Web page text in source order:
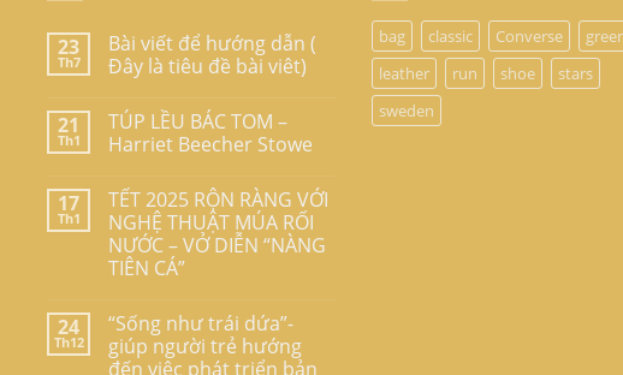
23
Th7
Bài viết để hướng dẫn (
Đây là tiêu đề bài viêt)
21
Th1
TÚP LỀU BÁC TOM –
Harriet Beecher Stowe
17
Th1
TẾT 2025 RỘN RÀNG VỚI
NGHỆ THUẬT MÚA RỐI
NƯỚC – VỞ DIỄN “NÀNG
TIÊN CÁ”
24
Th12
“Sống như trái dứa”-
giúp người trẻ hướng
đến việc phát triển bản
bag classic Converse
leather
run shoe
stars
sweden